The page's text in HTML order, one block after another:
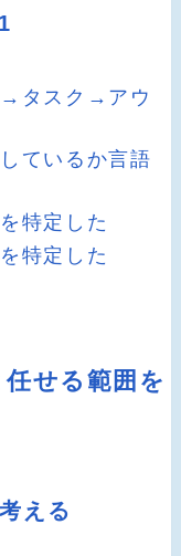
→タスク→アウ
ているか言語
特定した
特定した
せる範囲を
える